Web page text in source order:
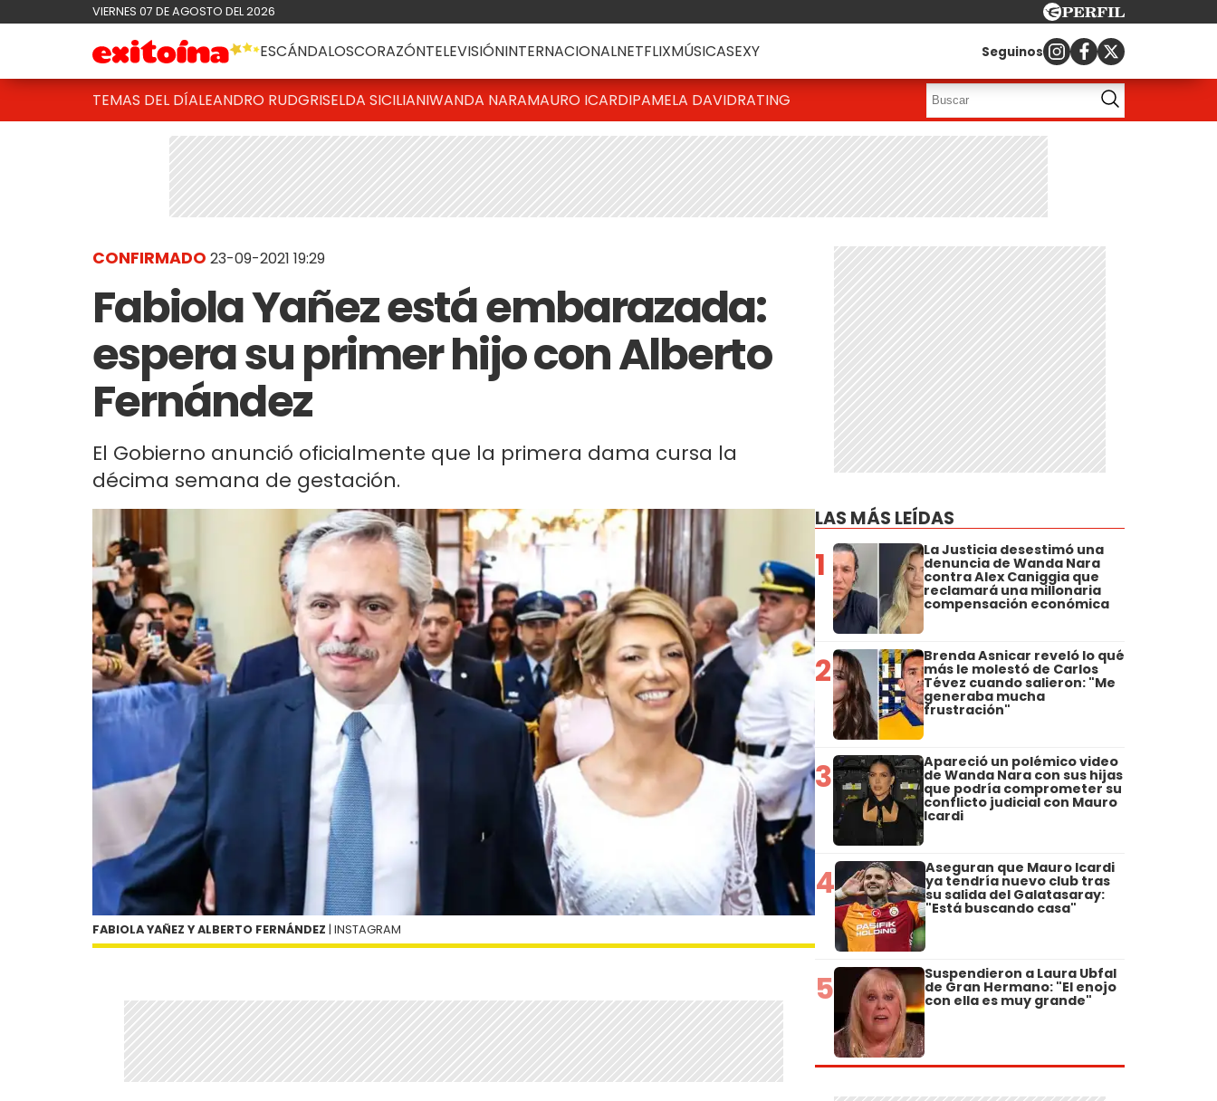
VIERNES 07 DE AGOSTO DEL 2026
ESCÁNDALOSCORAZÓNTELEVISIÓNINTERNACIONALNETFLIXMÚSICASEXY Seguinos
TEMAS DEL DÍALEANDRO RUDGRISELDA SICILIANIWANDA NARAMAURO ICARDIPAMELA DAVIDRATING
CONFIRMADO 23-09-2021 19:29
Fabiola Yañez está embarazada:
espera su primer hijo con Alberto
Fernández
El Gobierno anunció oficialmente que la primera dama cursa la
décima semana de gestación.
FABIOLA YAÑEZ Y ALBERTO FERNÁNDEZ | INSTAGRAM
LAS MÁS LEÍDAS
1 La Justicia desestimó una
denuncia de Wanda Nara
contra Alex Caniggia que
reclamará una millonaria
compensación económica
2 Brenda Asnicar reveló lo qué
más le molestó de Carlos
Tévez cuando salieron: "Me
generaba mucha
frustración"
3 Apareció un polémico video
de Wanda Nara con sus hijas
que podría comprometer su
conflicto judicial con Mauro
Icardi
4 Aseguran que Mauro Icardi
ya tendría nuevo club tras
su salida del Galatasaray:
"Está buscando casa"
5 Suspendieron a Laura Ubfal
de Gran Hermano: "El enojo
con ella es muy grande"